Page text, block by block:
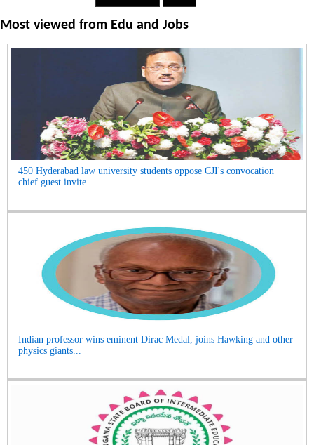
Most viewed from Edu and Jobs
450 Hyderabad law university students oppose CJI's convocation
chief guest invite...
Indian professor wins eminent Dirac Medal, joins Hawking and other
physics giants...